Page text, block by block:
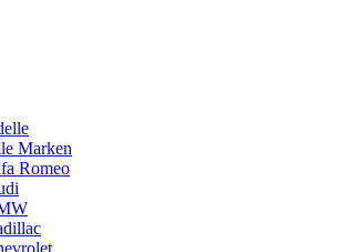
Marken
Romeo